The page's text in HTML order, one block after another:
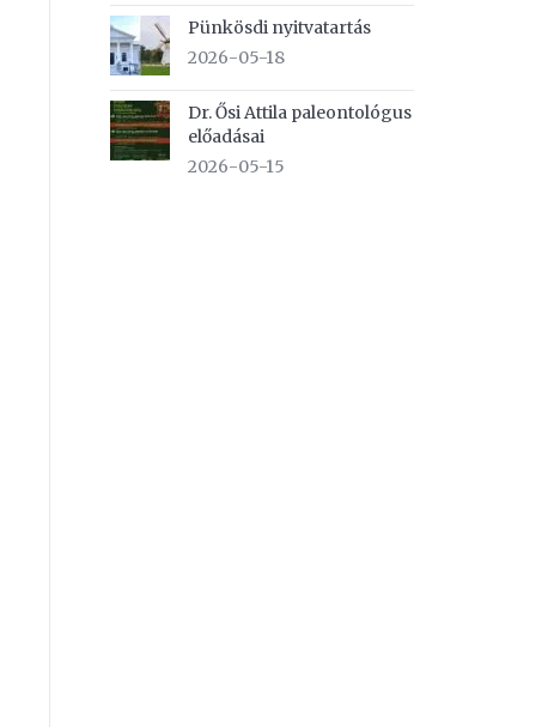
Pünkösdi nyitvatartás
2026-05-18
Dr. Ősi Attila paleontológus
előadásai
2026-05-15